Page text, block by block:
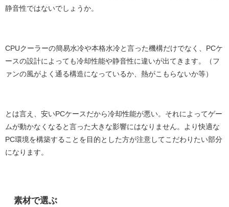
静音性ではないでしょうか。
CPUクーラーの簡易水冷や本格水冷と言った機構だけでなく、PCケ
ースの設計によっても冷却性能や静音性に違いが出てきます。（フ
ァンの風がよく通る構造になっているか、熱がこもらないか等）
とは言え、安いPCケースだから冷却性能が悪い。それによってゲー
ムが動かなくなると言った大きな影響にはなりません。より快適な
PC環境を構築することを目的とした方が注意してこだわりたい部分
になります。
素材で選ぶ